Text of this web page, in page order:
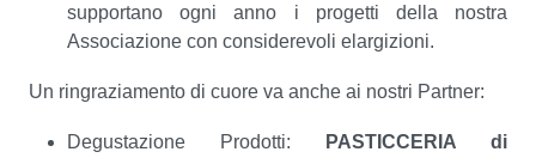
supportano ogni anno i progetti della nostra
Associazione con considerevoli elargizioni.
Un ringraziamento di cuore va anche ai nostri Partner:
Degustazione Prodotti:
PASTICCERIA di